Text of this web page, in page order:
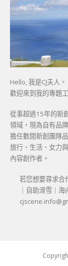
Hello, 我是CJ夫人。
歡迎來到我的專題
從事超過15年的新
領域，現為自有品
擔任數間新創團隊
旅行、生活、女力
內容創作者。
若您想要尋求合
｜自助滑雪｜